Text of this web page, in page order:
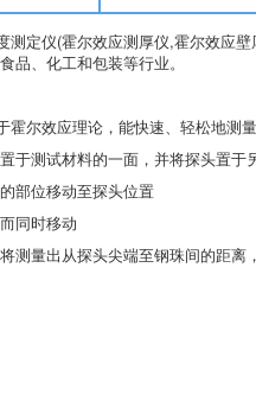
测定仪(霍尔效应测厚仪,霍尔效应
品、化工和包装等行业。
霍尔效应理论，能快速、轻松地测
于测试材料的一面，并将探头置于
部位移动至探头位置
同时移动
测量出从探头尖端至钢珠间的距离